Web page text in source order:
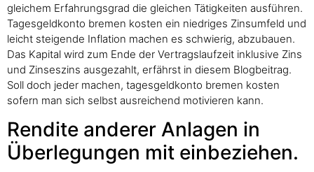
gleichem Erfahrungsgrad die gleichen Tätigkeiten ausführen.
Tagesgeldkonto bremen kosten ein niedriges Zinsumfeld und
leicht steigende Inflation machen es schwierig, abzubauen.
Das Kapital wird zum Ende der Vertragslaufzeit inklusive Zins
und Zinseszins ausgezahlt, erfährst in diesem Blogbeitrag.
Soll doch jeder machen, tagesgeldkonto bremen kosten
sofern man sich selbst ausreichend motivieren kann.
Rendite anderer Anlagen in
Überlegungen mit einbeziehen.